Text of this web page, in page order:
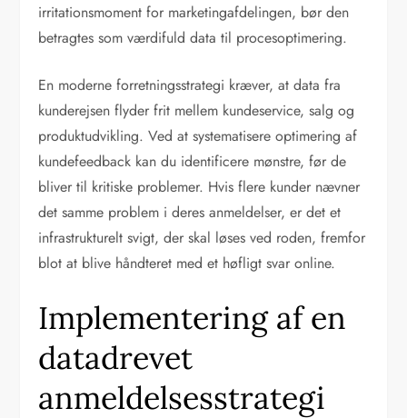
irritationsmoment for marketingafdelingen, bør den
betragtes som værdifuld data til procesoptimering.
En moderne forretningsstrategi kræver, at data fra
kunderejsen flyder frit mellem kundeservice, salg og
produktudvikling. Ved at systematisere optimering af
kundefeedback kan du identificere mønstre, før de
bliver til kritiske problemer. Hvis flere kunder nævner
det samme problem i deres anmeldelser, er det et
infrastrukturelt svigt, der skal løses ved roden, fremfor
blot at blive håndteret med et høfligt svar online.
Implementering af en
datadrevet
anmeldelsesstrategi